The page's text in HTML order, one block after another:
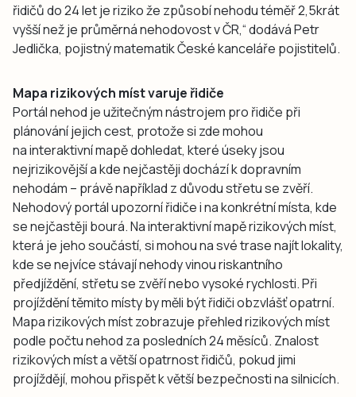
řidičů do 24 let je riziko že způsobí nehodu téměř 2,5krát
vyšší než je průměrná nehodovost v ČR,“ dodává Petr
Jedlička, pojistný matematik České kanceláře pojistitelů.
Mapa rizikových míst varuje řidiče
Portál nehod je užitečným nástrojem pro řidiče při
plánování jejich cest, protože si zde mohou
na interaktivní mapě dohledat, které úseky jsou
nejrizikovější a kde nejčastěji dochází k dopravním
nehodám – právě například z důvodu střetu se zvěří.
Nehodový portál upozorní řidiče i na konkrétní místa, kde
se nejčastěji bourá. Na interaktivní mapě rizikových míst,
která je jeho součástí, si mohou na své trase najít lokality,
kde se nejvíce stávají nehody vinou riskantního
předjíždění, střetu se zvěří nebo vysoké rychlosti. Při
projíždění těmito místy by měli být řidiči obzvlášť opatrní.
Mapa rizikových míst zobrazuje přehled rizikových míst
podle počtu nehod za posledních 24 měsíců. Znalost
rizikových míst a větší opatrnost řidičů, pokud jimi
projíždějí, mohou přispět k větší bezpečnosti na silnicích.